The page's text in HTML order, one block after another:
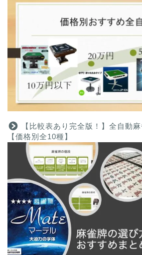
【比較表あり完全版！】全自動
【価格別全10種】